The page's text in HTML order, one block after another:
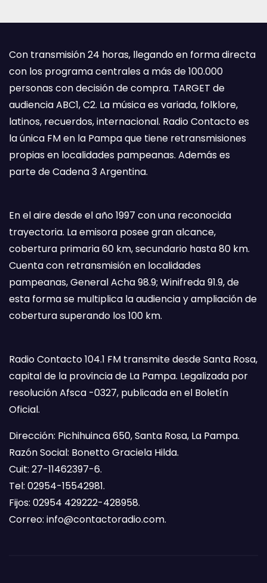
Con transmisión 24 horas, llegando en forma directa
con los programa centrales a más de 100.000
personas con decisión de compra. TARGET de
audiencia ABC1, C2. La música es variada, folklore,
latinos, recuerdos, internacional. Radio Contacto es
la única FM en la Pampa que tiene retransmisiones
propias en localidades pampeanas. Además es
parte de Cadena 3 Argentina.
En el aire desde el año 1997 con una reconocida
trayectoria. La emisora posee gran alcance,
cobertura primaria 60 km, secundario hasta 80 km.
Cuenta con retransmisión en localidades
pampeanas, General Acha 98.9; Winifreda 91.9, de
esta forma se multiplica la audiencia y ampliación de
cobertura superando los 100 km.
Radio Contacto 104.1 FM transmite desde Santa Rosa,
capital de la provincia de La Pampa. Legalizada por
resolución Afsca -0327, publicada en el Boletín
Oficial.
Dirección: Pichihuinca 650, Santa Rosa, La Pampa.
Razón Social: Bonetto Graciela Hilda.
Cuit: 27-11462397-6.
Tel: 02954-15542981.
Fijos: 02954 429222-428958.
Correo: info@contactoradio.com.